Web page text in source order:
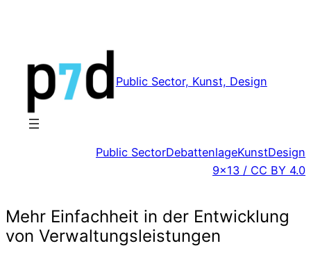
Public Sector, Kunst, Design
Public SectorDebattenlageKunstDesign
9×13 / CC BY 4.0
Mehr Einfachheit in der Entwicklung
von Verwaltungsleistungen